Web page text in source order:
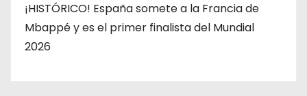
¡HISTÓRICO! España somete a la Francia de
Mbappé y es el primer finalista del Mundial
2026